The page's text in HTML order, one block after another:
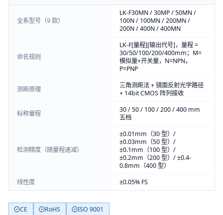
全系型号（9 款）
LK-F30MN / 30MP / 50MN /
100N / 100MN / 200MN /
200N / 400N / 400MN
命名规则
LK-F[量程][输出代号]，量程 =
30/50/100/200/400mm；M=
模拟量+开关量，N=NPN，
P=PNP
测距原理
三角测距法 + 镜面反射光学路径
+ 14bit CMOS 阵列接收
标称量程
30 / 50 / 100 / 200 / 400 mm
五档
检测精度（随量程递减）
±0.01mm（30 型）/
±0.03mm（50 型）/
±0.1mm（100 型）/
±0.2mm（200 型）/ ±0.4-
0.8mm（400 型）
线性度
±0.05% FS
CE RoHS ISO 9001